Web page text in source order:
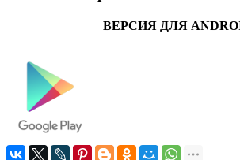
ВЕРСИЯ ДЛЯ